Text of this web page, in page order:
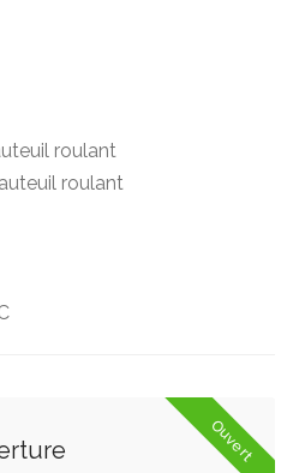
roulant
roulant
Ouvert